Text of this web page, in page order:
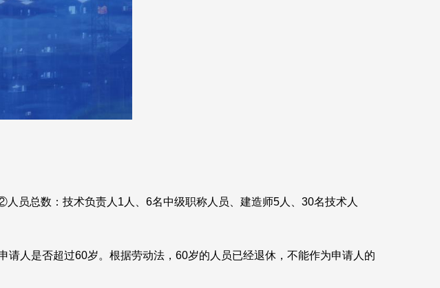
员总数：技术负责人1人、6名中级职称人员、建造师5人、30名技术人
人是否超过60岁。根据劳动法，60岁的人员已经退休，不能作为申请人的